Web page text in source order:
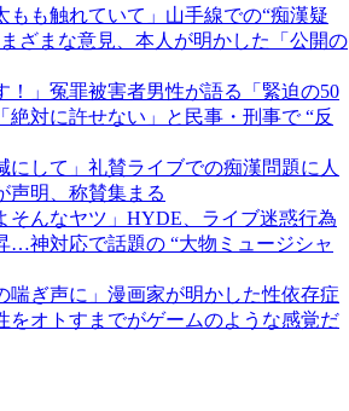
もも触れていて」山手線での“痴漢疑
ざまな意見、本人が明かした「公開の
！」冤罪被害者男性が語る「緊迫の50
絶対に許せない」と民事・刑事で “反
にして」礼賛ライブでの痴漢問題に人
声明、称賛集まる
そんなヤツ」HYDE、ライブ迷惑行為
…神対応で話題の “大物ミュージシャ
喘ぎ声に」漫画家が明かした性依存症
オトすまでがゲームのような感覚だ